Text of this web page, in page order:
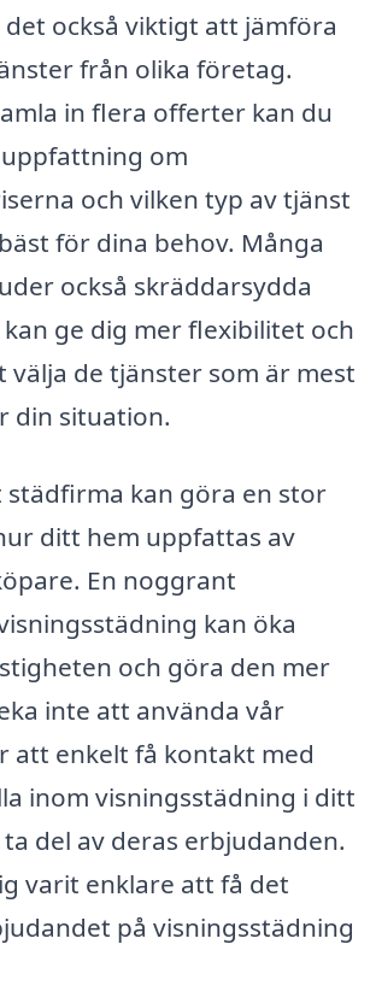
det också viktigt att jämföra
från olika företag.
in flera offerter kan du
om
och vilken typ av tjänst
för dina behov. Många
också skräddarsydda
ge dig mer flexibilitet och
välja de tjänster som är mest
din situation.
kan göra en stor
ditt hem uppfattas av
En noggrant
kan öka
och göra den mer
inte att använda vår
att enkelt få kontakt med
inom visningsstädning i ditt
del av deras erbjudanden.
varit enklare att få det
på visningsstädning